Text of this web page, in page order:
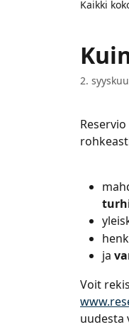
Kaikki
2.
ja
Voit
uudesta